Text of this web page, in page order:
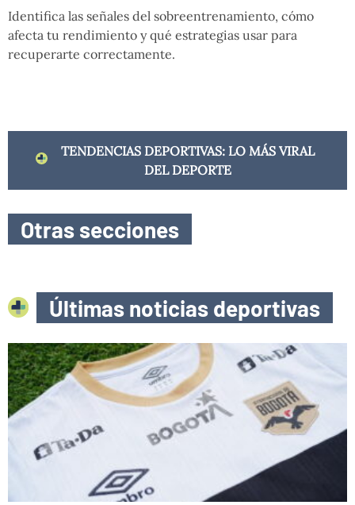
Identifica las señales del sobreentrenamiento, cómo
afecta tu rendimiento y qué estrategias usar para
recuperarte correctamente.
TENDENCIAS DEPORTIVAS: LO MÁS VIRAL
DEL DEPORTE
Otras secciones
Últimas noticias deportivas